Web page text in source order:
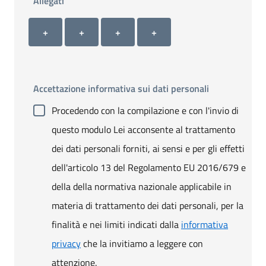
Allegato 1
+
Allegato 2
+
Allegato 3
+
Allegato 4
+
Accettazione informativa sui dati personali
Procedendo con la compilazione e con l'invio di
questo modulo Lei acconsente al trattamento
dei dati personali forniti, ai sensi e per gli effetti
dell'articolo 13 del Regolamento EU 2016/679 e
della della normativa nazionale applicabile in
materia di trattamento dei dati personali, per la
finalità e nei limiti indicati dalla informativa
privacyche la invitiamo a leggere con
attenzione.